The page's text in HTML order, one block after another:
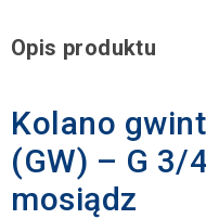
Opis produktu
Kolano
(GW) – G 3/
mosiądz